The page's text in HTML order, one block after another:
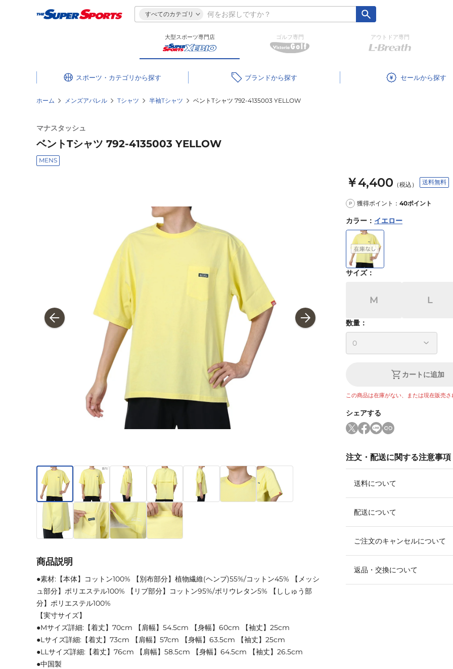
すべてのカテゴリ
大型スポーツ専門店 ゴルフ専門 アウトドア専門
スポーツ・カテゴリ ブランド セール
ホーム メンズアパレル Tシャツ 半袖Tシャツ ベントTシャツ 792-4135003 YELLOW
マナスタッシュ
ベントTシャツ 792-4135003 YELLOW
MENS
￥4,400 （税込） 送料無料
P 獲得ポイント： 40ポイント
カラー ： イエロー
サイズ：
M L
数量：
カートに追加
この商品は在庫がない、または現在販売さ
シェアする
注文・配送に関する注意事項
送料について
配送について
ご注文のキャンセルについて
返品・交換について
商品説明
●素材:【本体】コットン100% 【別布部分】植物繊維(ヘンプ)55%/コットン45% 【メッシ
ュ部分】ポリエステル100% 【リブ部分】コットン95%/ポリウレタン5% 【ししゅう部
分】ポリエステル100%
【実寸サイズ】
●Mサイズ詳細:【着丈】70cm 【肩幅】54.5cm 【身幅】60cm 【袖丈】25cm
●Lサイズ詳細:【着丈】73cm 【肩幅】57cm 【身幅】63.5cm 【袖丈】25cm
●LLサイズ詳細:【着丈】76cm 【肩幅】58.5cm 【身幅】64.5cm 【袖丈】26.5cm
●中国製